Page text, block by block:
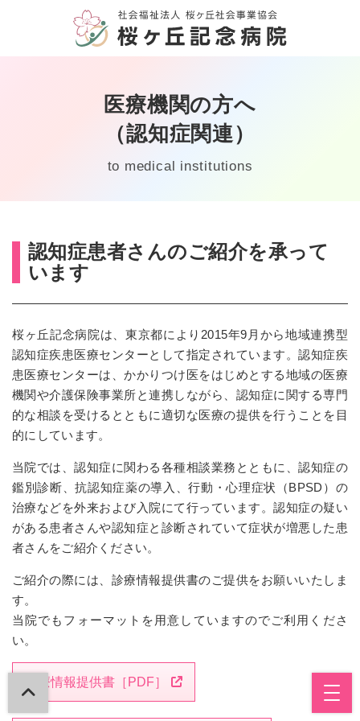
医療機関の方へ
（認知症関連）
to medical institutions
認知症患者さんのご紹介を承って
います
桜ヶ丘記念病院は、東京都により2015年9月から地域連携型
認知症疾患医療センターとして指定されています。認知症疾
患医療センターは、かかりつけ医をはじめとする地域の医療
機関や介護保険事業所と連携しながら、認知症に関する専門
的な相談を受けるとともに適切な医療の提供を行うことを目
的にしています。
当院では、認知症に関わる各種相談業務とともに、認知症の
鑑別診断、抗認知症薬の導入、行動・心理症状（BPSD）の
治療などを外来および入院にて行っています。認知症の疑い
がある患者さんや認知症と診断されていて症状が増悪した患
者さんをご紹介ください。
ご紹介の際には、診療情報提供書のご提供をお願いいたしま
す。
当院でもフォーマットを用意していますのでご利用くださ
い。
診療情報提供書［PDF］
リハビリ・支援
障害福祉サービス
アクセス 採用情報
お問い合わせ
代表
042-375-6311
受診・入院相談
042-375-6310
受付時間 8:30～17:00